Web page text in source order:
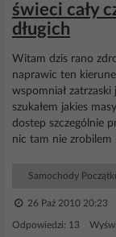
świeci cały
długich
Witam dzis rano
naprawic ten
wspomniał zatrzaski
szukałem jakies
dostep szczególnie
nic tam nie zrobilem
Samochody
26 Paź 2010 20:23
Odpowiedzi: 13